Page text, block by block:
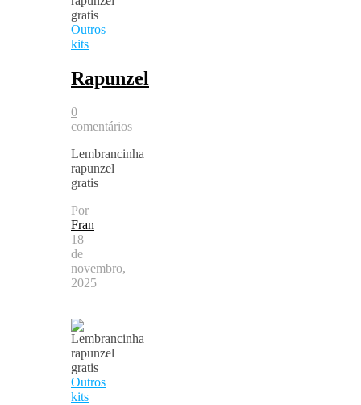
Outros
kits
Rapunzel
0
comentários
Lembrancinha
rapunzel
gratis
Por
Fran
18
de
novembro,
2025
Outros
kits